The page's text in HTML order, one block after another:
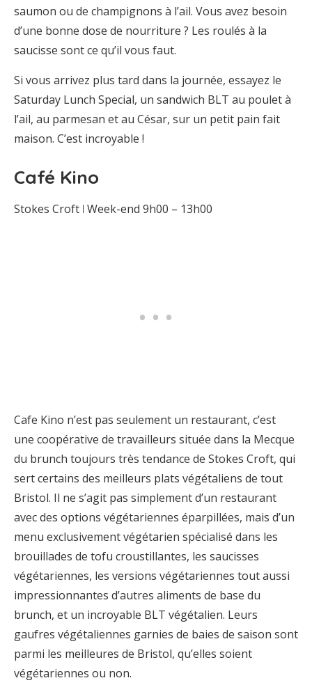
saumon ou de champignons à l’ail. Vous avez besoin
d’une bonne dose de nourriture ? Les roulés à la
saucisse sont ce qu’il vous faut.
Si vous arrivez plus tard dans la journée, essayez le
Saturday Lunch Special, un sandwich BLT au poulet à
l’ail, au parmesan et au César, sur un petit pain fait
maison. C’est incroyable !
Café Kino
Stokes Croft ꘡ Week-end 9h00 – 13h00
Cafe Kino n’est pas seulement un restaurant, c’est
une coopérative de travailleurs située dans la Mecque
du brunch toujours très tendance de Stokes Croft, qui
sert certains des meilleurs plats végétaliens de tout
Bristol. Il ne s’agit pas simplement d’un restaurant
avec des options végétariennes éparpillées, mais d’un
menu exclusivement végétarien spécialisé dans les
brouillades de tofu croustillantes, les saucisses
végétariennes, les versions végétariennes tout aussi
impressionnantes d’autres aliments de base du
brunch, et un incroyable BLT végétalien. Leurs
gaufres végétaliennes garnies de baies de saison sont
parmi les meilleures de Bristol, qu’elles soient
végétariennes ou non.